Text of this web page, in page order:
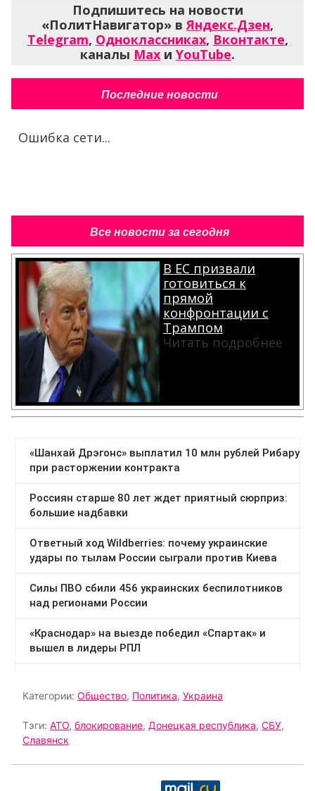
Подпишитесь на новости
«ПолитНавигатор» вЯндекс.Дзен,
Telegram, Одноклассниках, Вконтакте,
каналы Max и YouTube.
Последние новости
Ошибка сети...
Все новости за сегодня
В ЕС призвали
готовиться к
прямой
конфронтации с
Трампом
Читать подробнее
Категории: Общество, Политика, Украина
Тэги: АТО, блокирование, Донецкая республика, СБУ,
Славянск